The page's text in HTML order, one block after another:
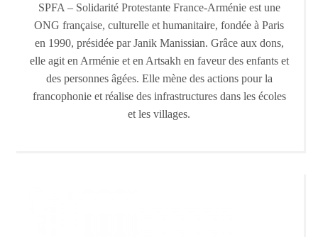
SPFA – Solidarité Protestante France-Arménie est une
ONG française, culturelle et humanitaire, fondée à Paris
en 1990, présidée par Janik Manissian. Grâce aux dons,
elle agit en Arménie et en Artsakh en faveur des enfants et
des personnes âgées. Elle mène des actions pour la
francophonie et réalise des infrastructures dans les écoles
et les villages.